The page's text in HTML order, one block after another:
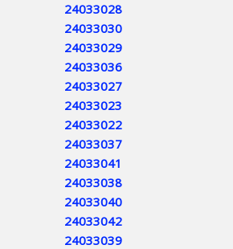
24033028
24033030
24033029
24033036
24033027
24033023
24033022
24033037
24033041
24033038
24033040
24033042
24033039